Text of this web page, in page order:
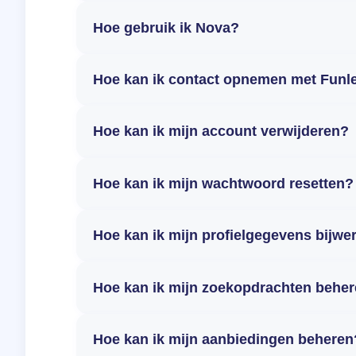
Hoe gebruik ik Nova?
Hoe kan ik contact opnemen met
Hoe kan ik mijn account verwijderen?
Hoe kan ik mijn wachtwoord resetten?
Hoe kan ik mijn profielgegevens
Hoe kan ik mijn zoekopdrachten
Hoe kan ik mijn aanbiedingen